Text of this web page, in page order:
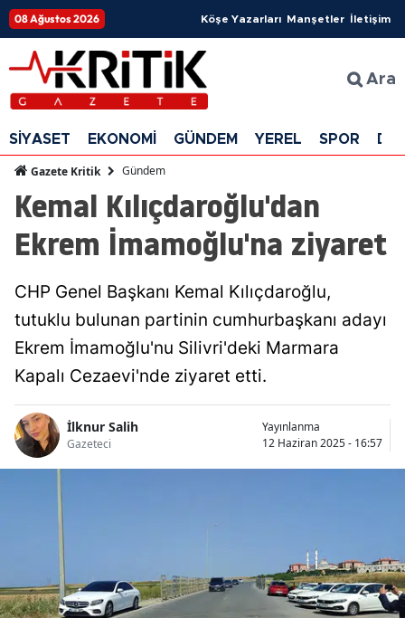
08 Ağustos 2026 Köşe Yazarları Manşetler İletişim
Ara
SİYASET EKONOMİ GÜNDEM YEREL SPOR
Gazete Kritik Gündem
Kemal Kılıçdaroğlu'dan
Ekrem İmamoğlu'na ziyaret
CHP Genel Başkanı Kemal Kılıçdaroğlu,
tutuklu bulunan partinin cumhurbaşkanı adayı
Ekrem İmamoğlu'nu Silivri'deki Marmara
Kapalı Cezaevi'nde ziyaret etti.
İlknur Salih
Gazeteci
Yayınlanma
12 Haziran 2025 - 16:57